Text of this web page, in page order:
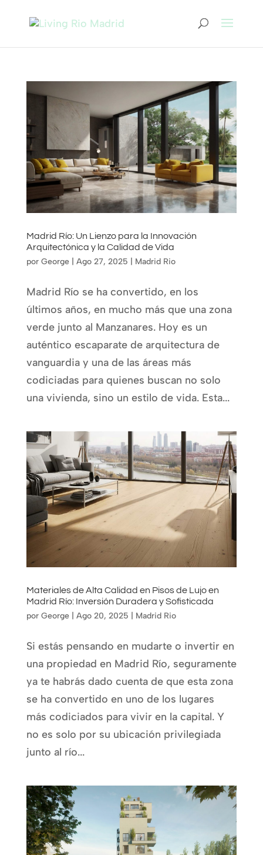
Madrid Río: Un Lienzo para la Innovación
Arquitectónica y la Calidad de Vida
por George| Ago 27, 2025 Madrid Rio
Madrid Río se ha convertido, en los
últimos años, en mucho más que una zona
verde junto al Manzanares. Hoy es un
auténtico escaparate de arquitectura de
vanguardia y una de las áreas más
codiciadas para quienes buscan no solo
una vivienda, sino un estilo de vida. Esta...
Materiales de Alta Calidad en Pisos de Lujo en
Madrid Río: Inversión Duradera y Sofisticada
por George| Ago 20, 2025 Madrid Rio
Si estás pensando en mudarte o invertir en
una propiedad en Madrid Río, seguramente
ya te habrás dado cuenta de que esta zona
se ha convertido en uno de los lugares
más codiciados para vivir en la capital. Y
no es solo por su ubicación privilegiada
junto al río...